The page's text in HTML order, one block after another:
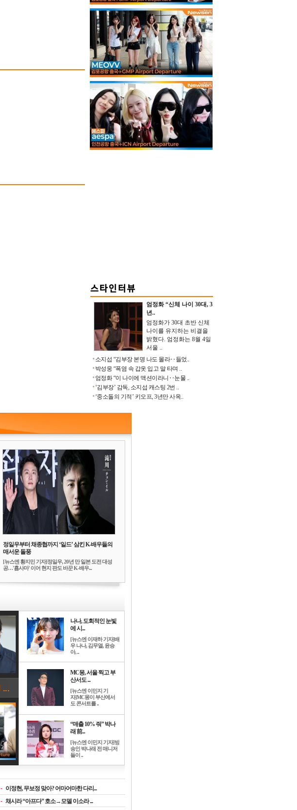
엄정화 “신체 나이 30대, 3
년..
엄정화가 30대 초반 신체
나이를 유지하는 비결을
밝혔다. 엄정화는 8월 4일
서울 ..
소지섭 “김부장 본명 나도 몰라‥들었..
박성웅 “폭염 속 갑옷 입고 말 타며 ..
엄정화 “이 나이에 액션이라니‥눈물 ..
‘김부장’ 감독, 소지섭 캐스팅 2번 ..
‘중소돌의 기적’ 키오프, 3년만 사옥..
정일우부터 채종협까지 ‘일드’ 삼킨 K-배우들의
매서운 돌풍
[뉴스엔 황지민 기자]정일우, 20년 만 일본 도전 대성
공…'횹사마' 이어 현지 판도 바꾼 K-배우...
나나, 도회적인 눈빛
에 시...
[뉴스엔 이재하 기자]배
우 나나, 김무열, 윤승
아, ..
MC몽, 서울 찍고 부
산서도 ...
[뉴스엔 이민지 기
자]MC몽이 부산에서
도 콘서트를 ..
“매출 10% 줘” 박나
래 前...
[뉴스엔 이민지 기자]방
송인 박나래 전 매니저
들이 ..
- 이정현, 무보정 맞아? 어마어마한 다리...
- 채시라 “아프다” 호소→모델 이소라 ...